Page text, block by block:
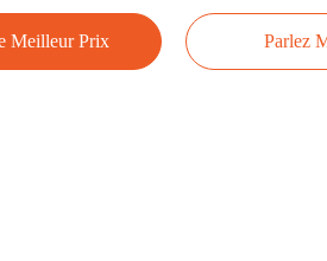
Meilleur Prix Parlez